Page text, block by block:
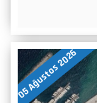
05 Ağustos 2026